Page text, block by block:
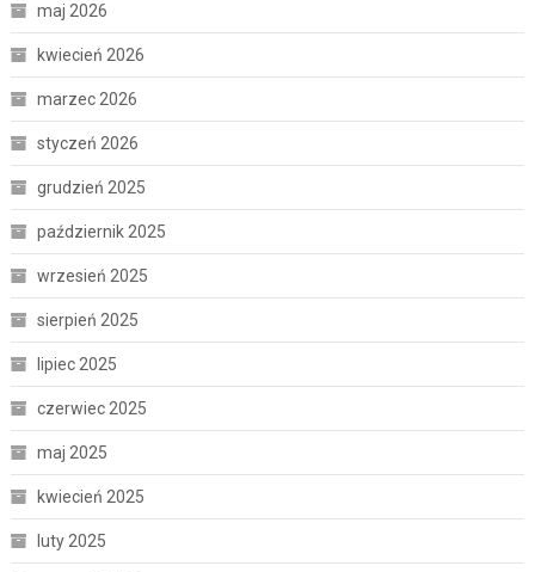
maj 2026
kwiecień 2026
marzec 2026
styczeń 2026
grudzień 2025
październik 2025
wrzesień 2025
sierpień 2025
lipiec 2025
czerwiec 2025
maj 2025
kwiecień 2025
luty 2025